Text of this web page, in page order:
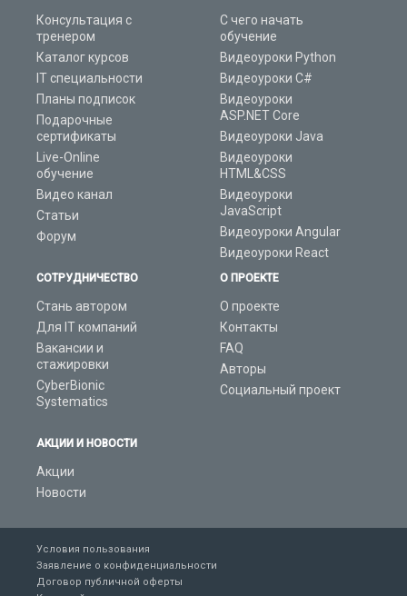
Консультация с
тренером
Каталог курсов
IT специальности
Планы подписок
Подарочные
сертификаты
Live-Online
обучение
Видео канал
Статьи
Форум
С чего начать
обучение
Видеоуроки Python
Видеоуроки C#
Видеоуроки
ASP.NET Core
Видеоуроки Java
Видеоуроки
HTML&CSS
Видеоуроки
JavaScript
Видеоуроки Angular
Видеоуроки React
СОТРУДНИЧЕСТВО
Стань автором
Для IT компаний
Вакансии и
стажировки
CyberBionic
Systematics
АКЦИИ И НОВОСТИ
Акции
Новости
О ПРОЕКТЕ
О проекте
Контакты
FAQ
Авторы
Социальный проект
Условия пользования
Заявление о конфиденциальности
Договор публичной оферты